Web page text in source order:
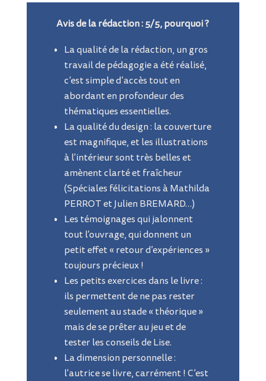
Avis de la rédaction : 5/5, pourquoi ?
La qualité de la rédaction, un gros
travail de pédagogie a été réalisé,
c’est simple d’accès tout en
abordant en profondeur des
thématiques essentielles.
La qualité du design : la couverture
est magnifique, et les illustrations
à l’intérieur sont très belles et
amènent clarté et fraîcheur
(Spéciales félicitations à Mathilda
PERROT et Julien BREMARD…)
Les témoignages qui jalonnent
tout l’ouvrage, qui donnent un
petit effet « retourd’expériences »
toujours précieux !
Les petits exercices dans le livre :
ils permettent de ne pas rester
seulement au stade « théorique »
mais de se prêter au jeu et de
tester les conseils de Lise.
La dimension personnelle :
l’autrice se livre, carrément ! C’est